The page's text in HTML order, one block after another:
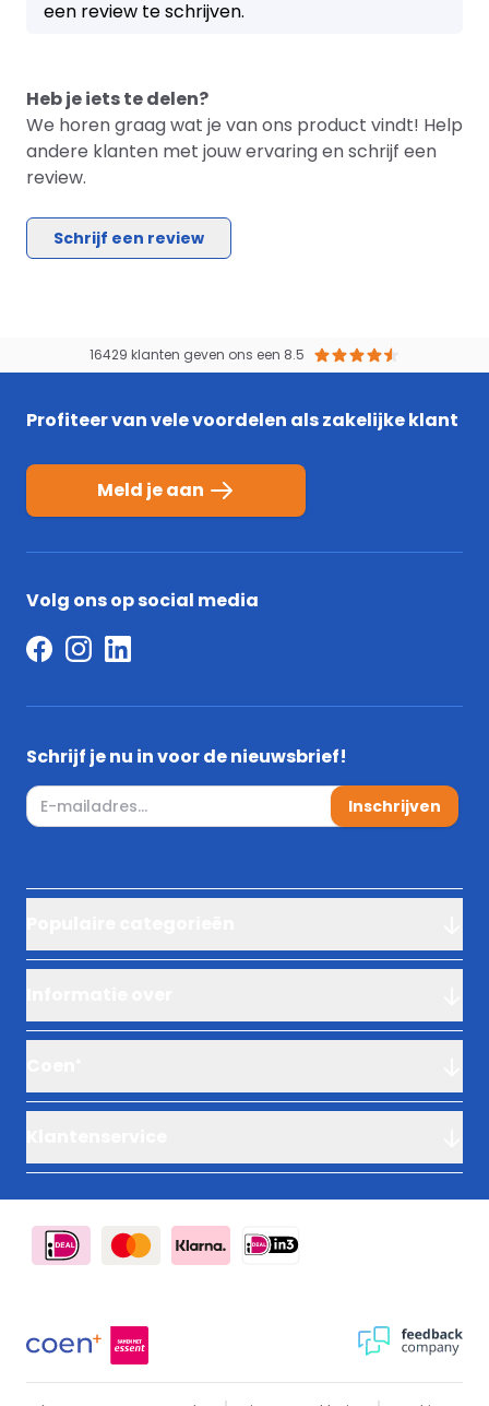
een review te schrijven.
Heb je iets te delen?
We horen graag wat je van ons product vindt! Help
andere klanten met jouw ervaring en schrijf een
review.
Schrijf een review
16429 klanten geven ons een 8.5
Profiteer van vele voordelen als zakelijke klant
Meld je aan
Volg ons op social media
Schrijf je nu in voor de nieuwsbrief!
E-mail adres Inschrijven